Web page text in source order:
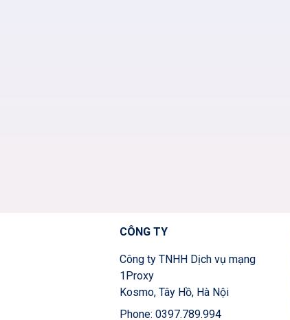
CÔNG TY
Công ty TNHH Dịch vụ mạng
1Proxy
Kosmo, Tây Hồ, Hà Nội
Phone: 0397.789.994